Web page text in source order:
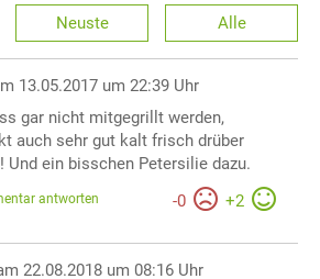
Neuste Alle
13.05.2017 um 22:39 Uhr
gar nicht mitgegrillt werden,
auch sehr gut kalt frisch drüber
Und ein bisschen Petersilie dazu.
-0 +2
antworten
22.08.2018 um 08:16 Uhr